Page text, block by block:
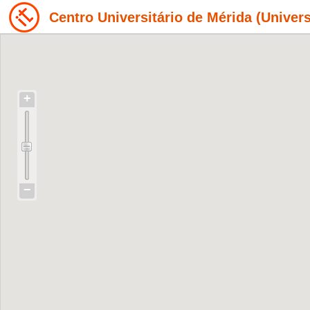
Centro Universitário de Mérida
+
−